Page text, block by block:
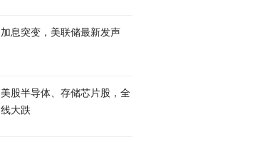
加息突变，美联储最新发声
美股半导体、存储芯片股，全
线大跌